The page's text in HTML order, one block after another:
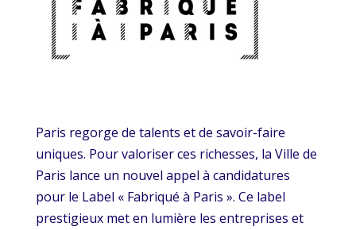
Paris regorge de talents et de savoir-faire
uniques. Pour valoriser ces richesses, la Ville de
Paris lance un nouvel appel à candidatures
pour le Label « Fabriqué à Paris ». Ce label
prestigieux met en lumière les entreprises et